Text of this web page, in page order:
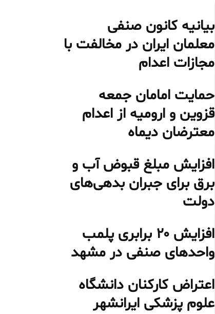
بیانیه کانون صنفی
معلمان ایران در مخالفت با
مجازات اعدام
حمایت امامان جمعه
قزوین و ارومیه از اعدام
معترضان دیماه
افزایش مبلغ قبوض آب و
برق برای جبران بدهی‌های
دولت
افزایش ۲۰ برابری پلمب
واحدهای صنفی در مشهد
اعتراض کارکنان دانشگاه
علوم پزشکی ایرانشهر